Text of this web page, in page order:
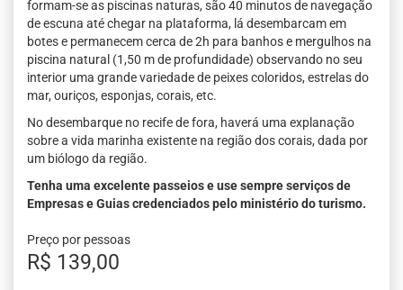
formam-se as piscinas naturas, são 40 minutos de navegação
de escuna até chegar na plataforma, lá desembarcam em
botes e permanecem cerca de 2h para banhos e mergulhos na
piscina natural (1,50 m de profundidade) observando no seu
interior uma grande variedade de peixes coloridos, estrelas do
mar, ouriços, esponjas, corais, etc.
No desembarque no recife de fora, haverá uma explanação
sobre a vida marinha existente na região dos corais, dada por
um biólogo da região.
Tenha uma excelente passeios e use sempre serviços de
Empresas e Guias credenciados pelo ministério do turismo.
Preço por pessoas
R$ 139,00